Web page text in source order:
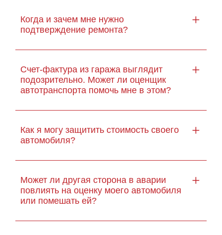
Когда и зачем мне нужно
подтверждение ремонта?
Счет-фактура из гаража выглядит
подозрительно. Может ли оценщик
автотранспорта помочь мне в этом?
Как я могу защитить стоимость своего
автомобиля?
Может ли другая сторона в аварии
повлиять на оценку моего автомобиля
или помешать ей?